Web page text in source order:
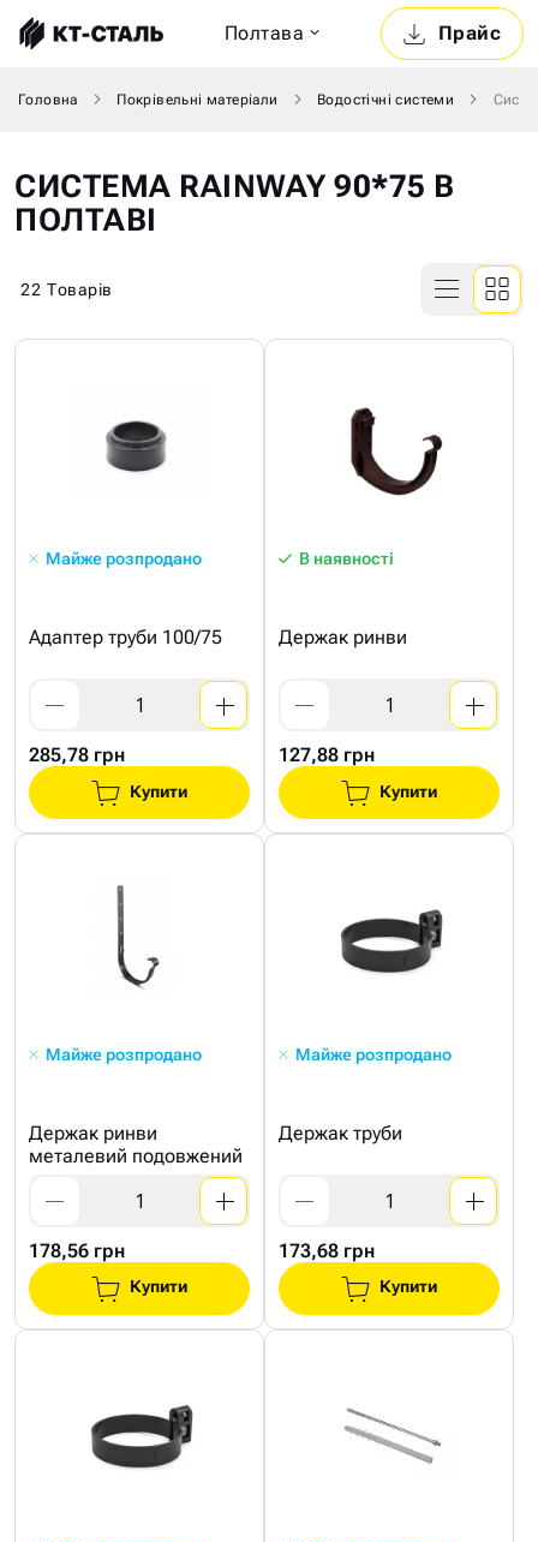
Прайс
Полтава
Головна Покрівельні матеріали Водостічні системи
СИСТЕМА RAINWAY 90*75 В
ПОЛТАВІ
22 Товарів
Майже розпродано
Адаптер труби 100/75
285,78 грн
Купити
В наявності
Держак ринви
127,88 грн
Купити
Майже розпродано
Держак ринви
металевий подовжений
178,56 грн
Купити
Майже розпродано
Держак труби
173,68 грн
Купити